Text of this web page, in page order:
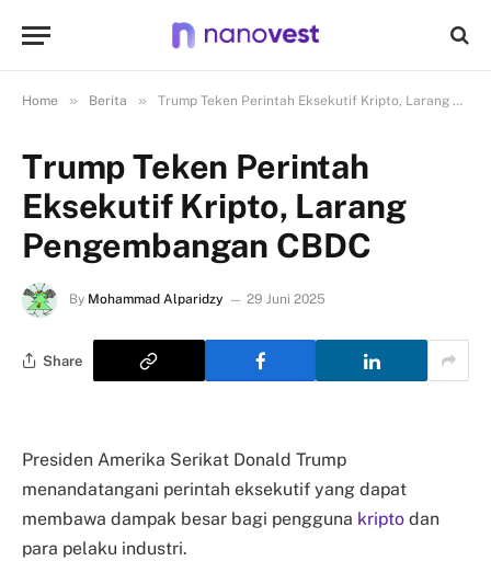
Home » Berita » Trump Teken Perintah Eksekutif Kripto, Larang Pengembangan CBDC
Trump Teken Perintah
Eksekutif Kripto, Larang
Pengembangan CBDC
By Mohammad Alparidzy 29 Juni 2025
Share
Presiden Amerika Serikat Donald Trump
menandatangani perintah eksekutif yang dapat
membawa dampak besar bagi pengguna kripto dan
para pelaku industri.